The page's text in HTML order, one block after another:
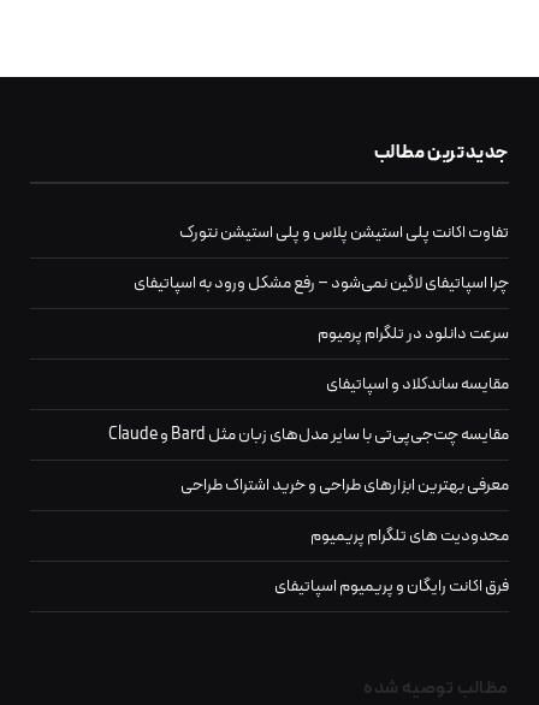
جدیدترین مطالب
تفاوت اکانت پلی استیشن پلاس و پلی استیشن نتورک
چرا اسپاتیفای لاگین نمی‌شود – رفع مشکل ورود به اسپاتیفای
سرعت دانلود در تلگرام پرمیوم
مقایسه ساندکلاد و اسپاتیفای
مقایسه چت‌جی‌پی‌تی با سایر مدل‌های زبان مثل Bard و Claude
معرفی بهترین ابزارهای طراحی و خرید اشتراک طراحی
محدودیت‌ های تلگرام پریمیوم
فرق اکانت رایگان و پریمیوم اسپاتیفای
مظالب توصیه شده